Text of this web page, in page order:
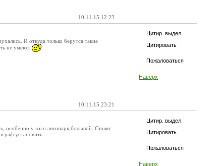
10.11.15 12:23
Цитир. выдел.
Цитировать
Пожаловаться
Наверх
И откуда только берутся такие
не умеют.
10.11.15 23:21
Цитир. выдел.
Цитировать
Пожаловаться
Наверх
особенно у кого автопарк большой. Ставят
установить.